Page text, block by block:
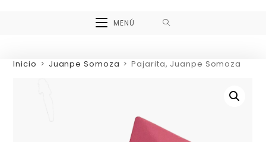
MENÚ
Inicio > Juanpe Somoza > Pajarita, Juanpe Somoza